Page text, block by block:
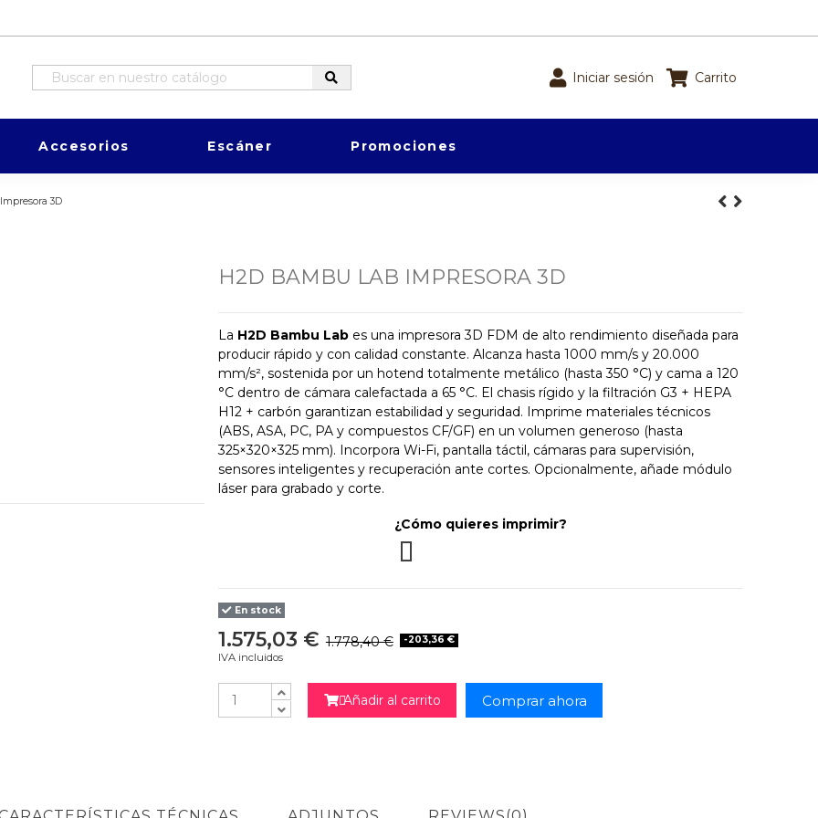
Iniciar sesión Carrito
Accesorios Escáner Promociones
3D
H2D BAMBU LAB IMPRESORA 3D
La H2D Bambu Lab es una impresora 3D FDM de alto rendimiento diseñada para
producir rápido y con calidad constante. Alcanza hasta 1000 mm/s y 20.000
mm/s², sostenida por un hotend totalmente metálico (hasta 350 °C) y cama a 120
°C dentro de cámara calefactada a 65 °C. El chasis rígido y la filtración G3 + HEPA
H12 + carbón garantizan estabilidad y seguridad. Imprime materiales técnicos
(ABS, ASA, PC, PA y compuestos CF/GF) en un volumen generoso (hasta
325×320×325 mm). Incorpora Wi-Fi, pantalla táctil, cámaras para supervisión,
sensores inteligentes y recuperación ante cortes. Opcionalmente, añade módulo
láser para grabado y corte.
¿Cómo quieres imprimir?
En stock
1.575,03 € 1.778,40 € -203,36 €
IVA incluidos

Añadir al carrito Comprar ahora